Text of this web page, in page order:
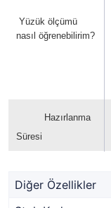
Yüzük ölçümü
nasıl öğrenebilirim?
Hazırlanma
Süresi
Diğer Özellikler